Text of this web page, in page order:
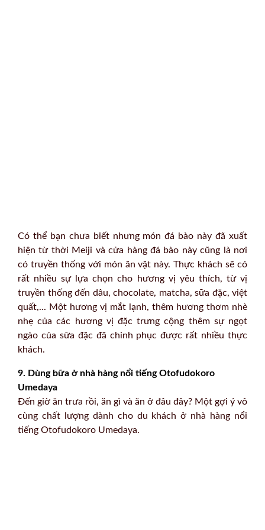
Có thể bạn chưa biết nhưng món đá bào này đã xuất
hiện từ thời Meiji và cửa hàng đá bào này cũng là nơi
có truyền thống với món ăn vặt này. Thực khách sẽ có
rất nhiều sự lựa chọn cho hương vị yêu thích, từ vị
truyền thống đến dâu, chocolate, matcha, sữa đặc, việt
quất,... Một hương vị mắt lạnh, thêm hương thơm nhè
nhẹ của các hương vị đặc trưng cộng thêm sự ngọt
ngào của sữa đặc đã chinh phục được rất nhiều thực
khách.
9. Dùng bữa ở nhà hàng nổi tiếng Otofudokoro
Umedaya
Đến giờ ăn trưa rồi, ăn gì và ăn ở đâu đây? Một gợi ý vô
cùng chất lượng dành cho du khách ở nhà hàng nổi
tiếng Otofudokoro Umedaya.